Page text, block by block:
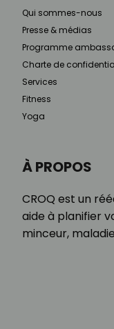
À PROPOS
CROQ est un
aide à planifier
minceur,
Qui sommes-nous
Presse & médias
Programme
Charte de
Services
Fitness
Yoga